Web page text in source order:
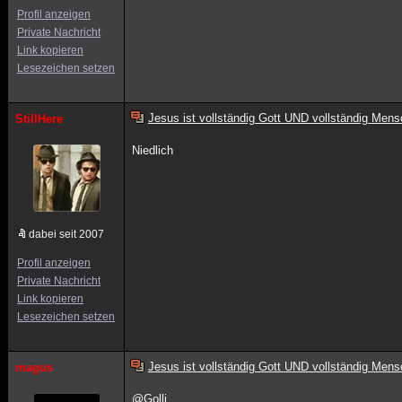
Profil anzeigen
Private Nachricht
Link kopieren
Lesezeichen setzen
StillHere
dabei seit 2007
Profil anzeigen
Private Nachricht
Link kopieren
Lesezeichen setzen
Jesus ist vollständig Gott UND vollständig
Niedlich
magus Jesus ist vollständig Gott UND vollständig
@Golli